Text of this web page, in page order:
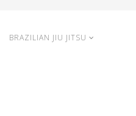
BRAZILIAN JIU JITSU